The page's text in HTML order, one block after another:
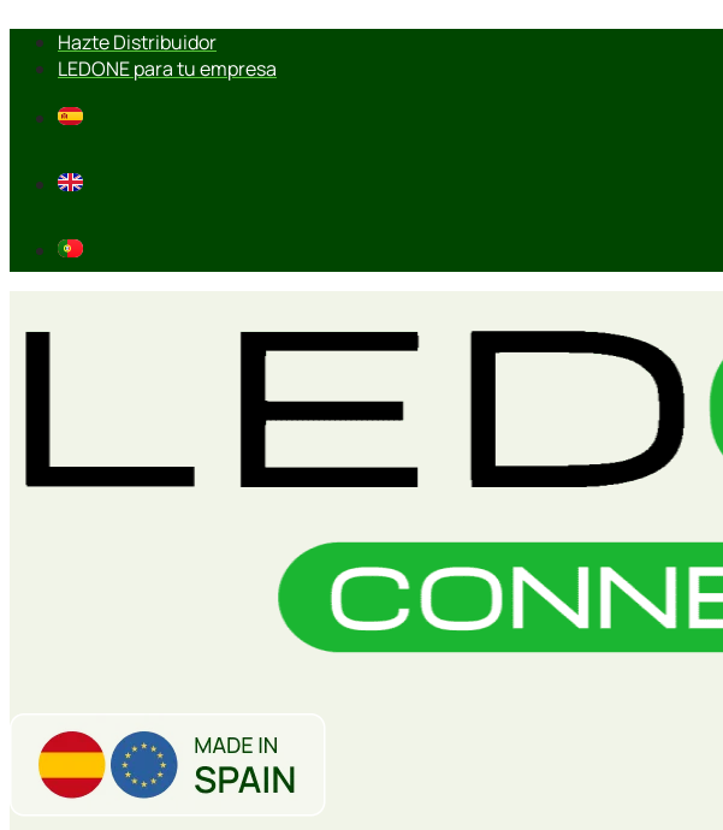
contenido
Hazte Distribuidor
LEDONE para tu empresa